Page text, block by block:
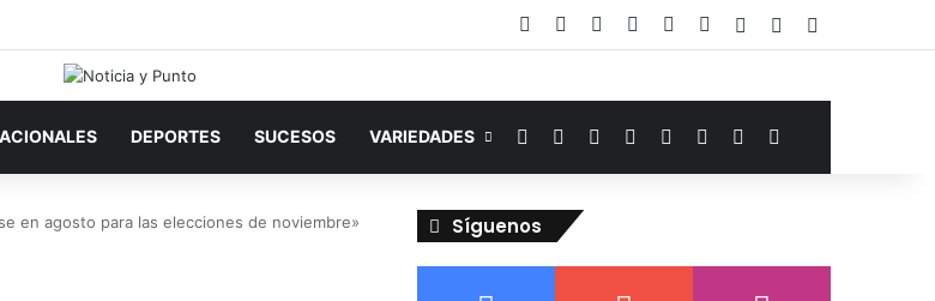
FacebookYouTubeInstagramTelegramWhatsAppGoogle Noticias
AccesoPublicación al
DEPORTES SUCESOS VARIEDADES FacebookYouTubeInstagramTelegramWhatsAppGoogle Noticias
Switch skin
en agosto para las elecciones de noviembre» Síguenos